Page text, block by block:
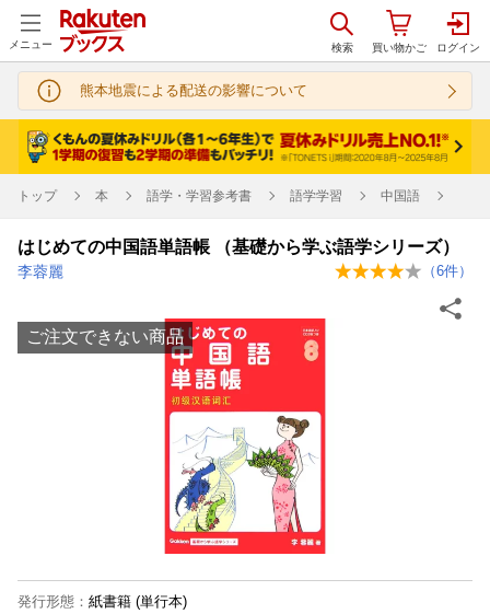
メニュー
熊本地震による配送の影響について
トップ 本 語学・学習参考書 語学学習 中国語
はじめての中国語単語帳 （基礎から学ぶ語学シリーズ）
李蓉麗 （6件）
ご注文できない商品
発行形態 ： 紙書籍 (単行本)